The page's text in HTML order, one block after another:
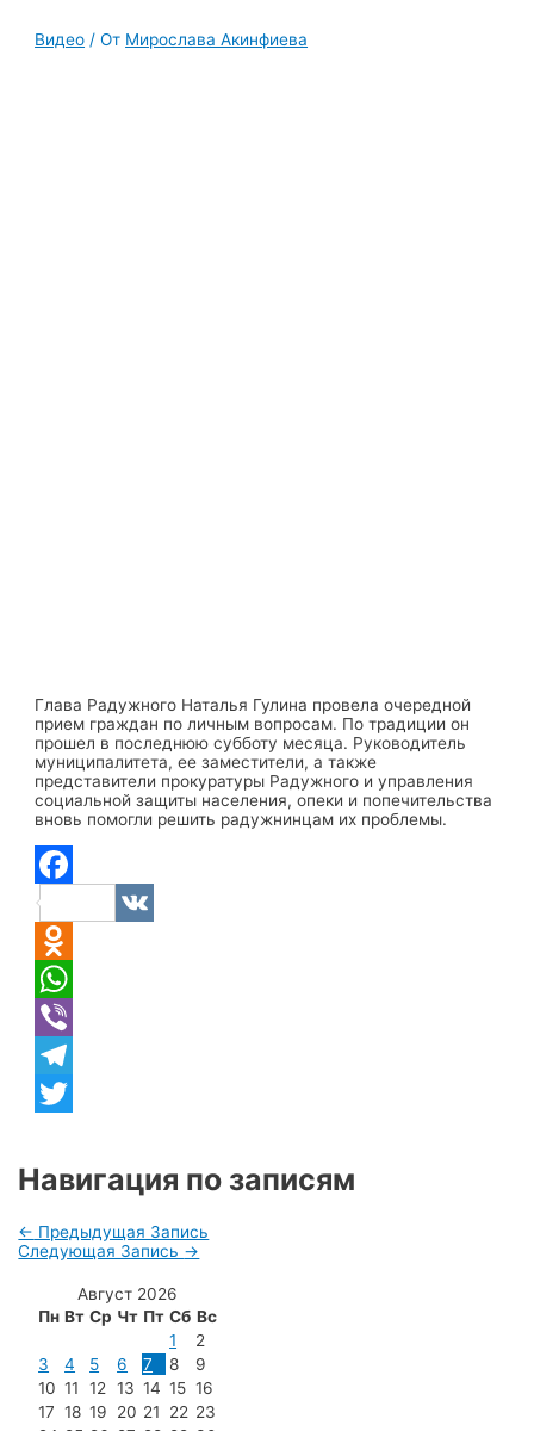
Видео / От Мирослава Акинфиева
Глава Радужного Наталья Гулина провела очередной
прием граждан по личным вопросам. По традиции он
прошел в последнюю субботу месяца. Руководитель
муниципалитета, ее заместители, а также
представители прокуратуры Радужного и управления
социальной защиты населения, опеки и попечительства
вновь помогли решить радужнинцам их проблемы.
Facebook
VK
Odnoklassniki
WhatsApp
Viber
Telegram
Навигация по записям
← Предыдущая Запись
Следующая Запись →
Август 2026
Пн Вт Ср Чт Пт Сб Вс
1
2
3
4 5 6 7 8
9
10 11 12 13 14 15 16
17 18 19 20 21 22 23